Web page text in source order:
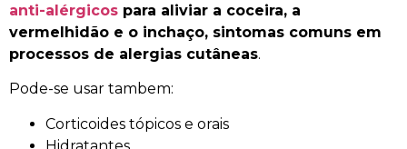
anti-alérgicos para aliviar a coceira, a
vermelhidão e o inchaço, sintomas comuns em
processos de alergias cutâneas.
Pode-se usar tambem:
Corticoides tópicos e orais
Hidratantes